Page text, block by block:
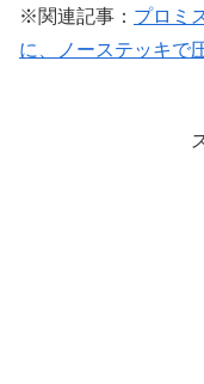
※関連記事： プロミ
に、ノーステッキで